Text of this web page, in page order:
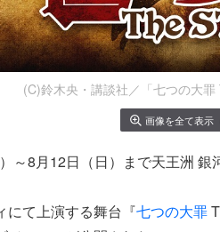
(C)鈴木央・講談社／「七つの大
画像を全て表示
～8月12日（日）まで天王洲
にて上演する舞台『七つの大罪